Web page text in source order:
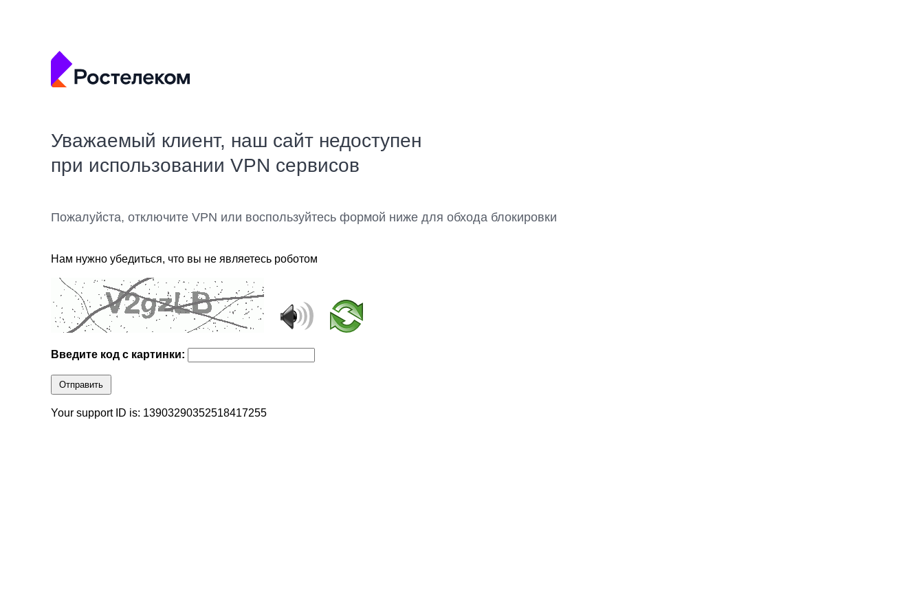
Уважаемый клиент, наш сайт недоступен
при использовании VPN сервисов
Пожалуйста, отключите VPN или воспользуйтесь формой ниже для обхода блокировки
Нам нужно убедиться, что вы не являетесь роботом
Введите код с картинки:
Отправить
Your support ID is: 13903290352518417255